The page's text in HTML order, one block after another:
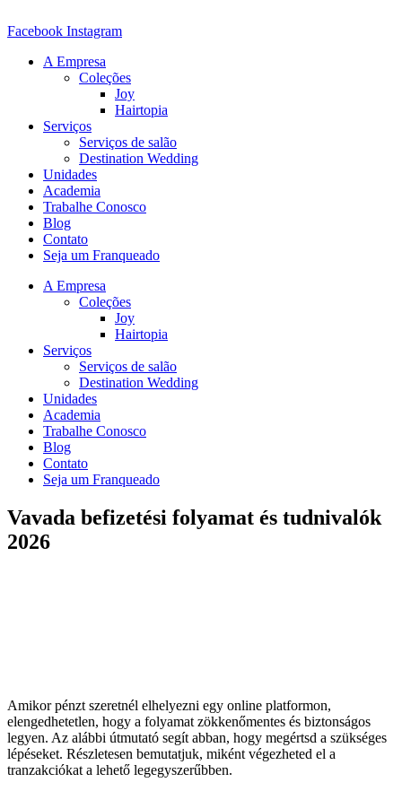
para
conteúdo
Facebook Instagram
A Empresa
Coleções
Joy
Hairtopia
Serviços
Serviços de salão
Destination Wedding
Unidades
Academia
Trabalhe Conosco
Blog
Contato
Seja um Franqueado
A Empresa
Coleções
Joy
Hairtopia
Serviços
Serviços de salão
Destination Wedding
Unidades
Academia
Trabalhe Conosco
Blog
Contato
Seja um Franqueado
Vavada befizetési folyamat és tudnivalók
2026
Amikor pénzt szeretnél elhelyezni egy online platformon,
elengedhetetlen, hogy a folyamat zökkenőmentes és biztonságos
legyen. Az alábbi útmutató segít abban, hogy megértsd a szükséges
lépéseket. Részletesen bemutatjuk, miként végezheted el a
tranzakciókat a lehető legegyszerűbben.